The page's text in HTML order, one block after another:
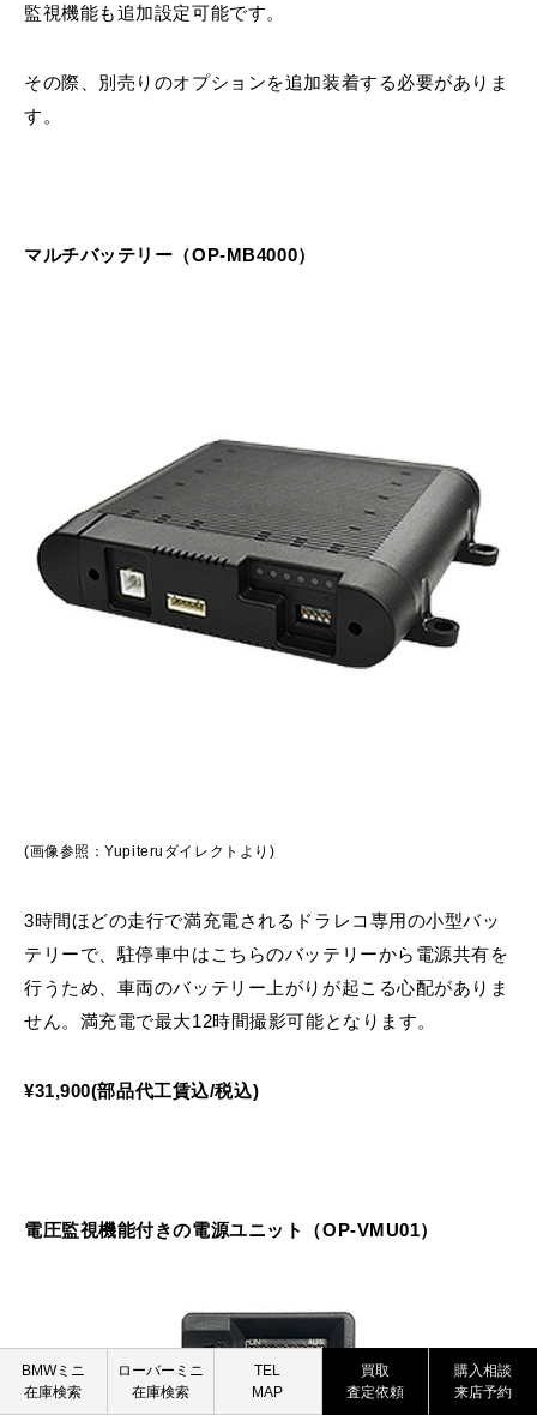
監視機能も追加設定可能です。
その際、別売りのオプションを追加装着する必要がありま
す。
マルチバッテリー（OP-MB4000）
(画像参照：Yupiteruダイレクト より)
3時間ほどの走行で満充電されるドラレコ専用の小型バッ
テリーで、駐停車中はこちらのバッテリーから電源共有を
行うため、車両のバッテリー上がりが起こる心配がありま
せん。満充電で最大12時間撮影可能となります。
¥31,900(部品代工賃込/税込)
電圧監視機能付きの電源ユニット（OP-VMU01）
BMWミニ
在庫検索
ローバーミニ
在庫検索
TEL
MAP
買取
査定依頼
購入相談
来店予約
買取査定依頼
ROVER MINI
買取査定依頼